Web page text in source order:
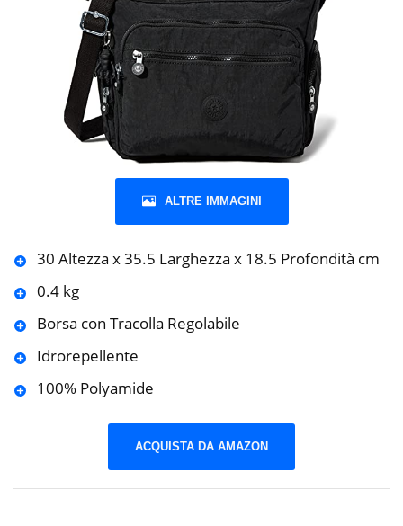
ALTRE IMMAGINI
30 Altezza x 35.5 Larghezza x 18.5 Profondità cm
0.4 kg
Borsa con Tracolla Regolabile
Idrorepellente
100% Polyamide
ACQUISTA DA AMAZON